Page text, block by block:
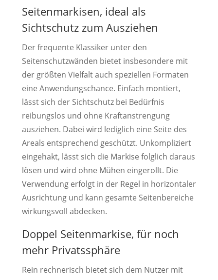
Seitenmarkisen, ideal als
Sichtschutz zum Ausziehen
Der frequente Klassiker unter den
Seitenschutzwänden bietet insbesondere mit
der größten Vielfalt auch speziellen Formaten
eine Anwendungschance. Einfach montiert,
lässt sich der Sichtschutz bei Bedürfnis
reibungslos und ohne Kraftanstrengung
ausziehen. Dabei wird lediglich eine Seite des
Areals entsprechend geschützt. Unkompliziert
eingehakt, lässt sich die Markise folglich daraus
lösen und wird ohne Mühen eingerollt. Die
Verwendung erfolgt in der Regel in horizontaler
Ausrichtung und kann gesamte Seitenbereiche
wirkungsvoll abdecken.
Doppel Seitenmarkise, für noch
mehr Privatssphäre
Rein rechnerisch bietet sich dem Nutzer mit